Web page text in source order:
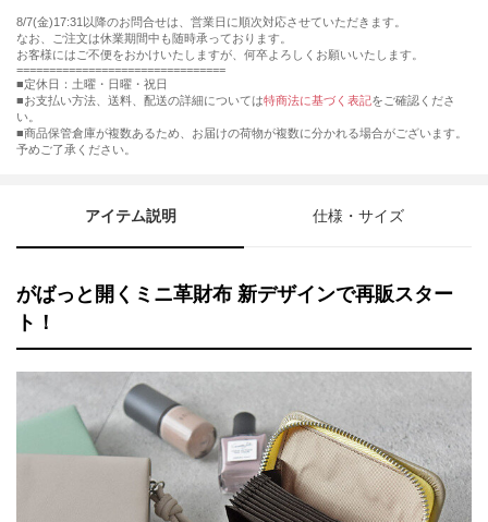
8/7(金)17:31以降のお問合せは、営業日に順次対応させていただきます。
なお、ご注文は休業期間中も随時承っております。
お客様にはご不便をおかけいたしますが、何卒よろしくお願いいたします。
================================
■定休日：土曜・日曜・祝日
■お支払い方法、送料、配送の詳細については特商法に基づく表記をご確認くださ
い。
■商品保管倉庫が複数あるため、お届けの荷物が複数に分かれる場合がございます。
予めご了承ください。
アイテム説明 仕様・サイズ
がばっと開くミニ革財布 新デザインで再販スター
ト！